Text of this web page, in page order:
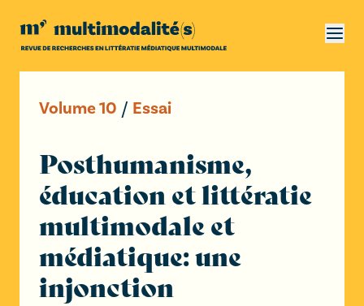
Volume10 / Essai
Posthumanisme,
éducation et littératie
multimodale et
médiatique: une
injonction